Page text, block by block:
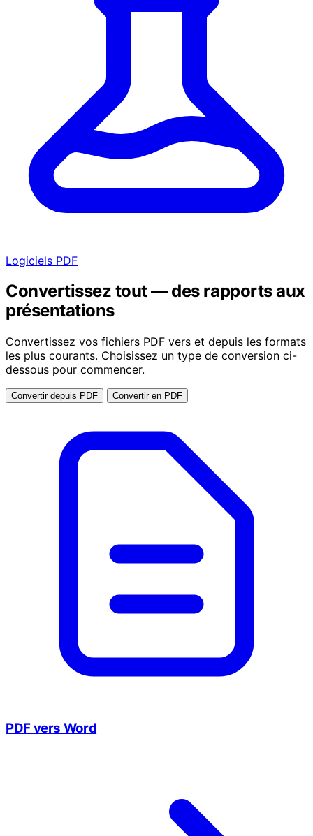
Logiciels PDF
Convertissez tout — des rapports aux
présentations
Convertissez vos fichiers PDF vers et depuis les formats
les plus courants. Choisissez un type de conversion ci-
dessous pour commencer.
Convertir depuis PDF Convertir en PDF
PDF vers Word